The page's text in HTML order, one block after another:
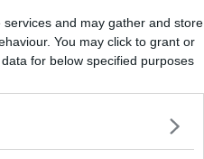
and may gather and store
You may click to grant or
for below specified purposes
du bli